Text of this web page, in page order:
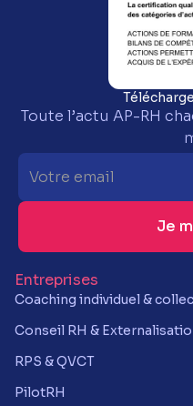
Toute l’actu AP-RH
Entreprises
Coaching individuel &
Conseil RH &
RPS & QVCT
PilotRH